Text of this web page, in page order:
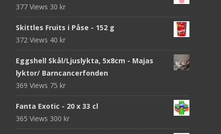
377 Views 30 kr
Skittles Fruits i Påse - 152 g
372 Views 40 kr
Eggshell Skål/Ljuslykta, 5x8cm - Majas
lyktor/ Barncancerfonden
369 Views 75 kr
Fanta Exotic - 20 x 33 cl
365 Views 300 kr